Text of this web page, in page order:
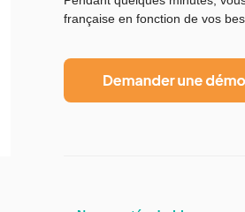
française en fonction de vos